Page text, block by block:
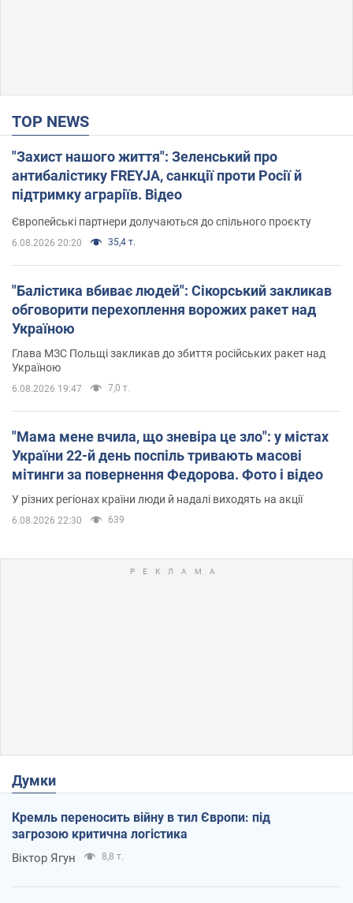
TOP NEWS
"Захист нашого життя": Зеленський про
антибалістику FREYJA, санкції проти Росії й
підтримку аграріїв. Відео
Європейські партнери долучаються до спільного проєкту
6.08.2026 20:20 35,4 т.
"Балістика вбиває людей": Сікорський закликав
обговорити перехоплення ворожих ракет над
Україною
Глава МЗС Польщі закликав до збиття російських ракет над
Україною
6.08.2026 19:47 7,0 т.
"Мама мене вчила, що зневіра це зло": у містах
України 22-й день поспіль тривають масові
мітинги за повернення Федорова. Фото і відео
У різних регіонах країни люди й надалі виходять на акції
6.08.2026 22:30 639
Думки
Кремль переносить війну в тил Європи: під
загрозою критична логістика
Віктор Ягун 8,8 т.